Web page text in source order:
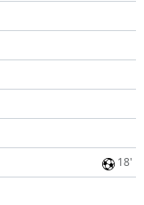
18'